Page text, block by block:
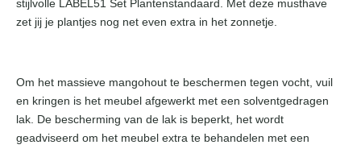
stijlvolle LABEL51 Set Plantenstandaard. Met deze musthave
zet jij je plantjes nog net even extra in het zonnetje.
Om het massieve mangohout te beschermen tegen vocht, vuil
en kringen is het meubel afgewerkt met een solventgedragen
lak. De bescherming van de lak is beperkt, het wordt
geadviseerd om het meubel extra te behandelen met een